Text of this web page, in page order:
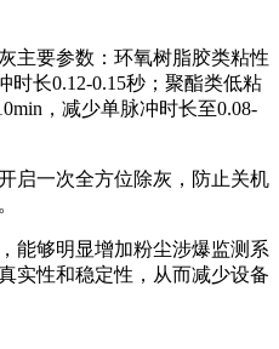
主要参数：环氧树脂胶类粘性
时长0.12-0.15秒；聚酯类低粘
，减少单脉冲时长至0.08-
启一次全方位除灰，防止关机
能够明显增加粉尘涉爆监测系
实性和稳定性，从而减少设备